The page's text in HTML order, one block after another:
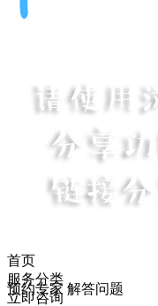
首页
服务分类
立即咨询
预约专家 解答问题